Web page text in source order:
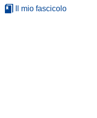
Il mio fascicolo